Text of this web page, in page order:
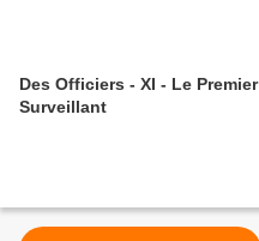
Des Officiers - XI - Le Premier
Surveillant